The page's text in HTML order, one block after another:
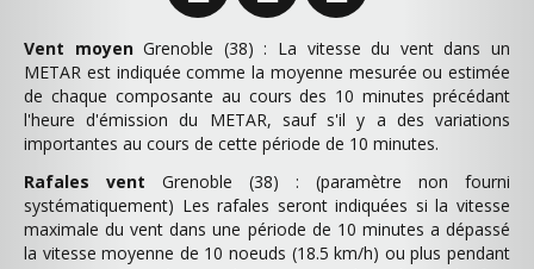
Vent moyenGrenoble (38) : La vitesse du vent dans un
METAR est indiquée comme la moyenne mesurée ou estimée
de chaque composante au cours des 10 minutes précédant
l'heure d'émission du METAR, sauf s'il y a des variations
importantes au cours de cette période de 10 minutes.
Rafales vent Grenoble (38) : (paramètre non fourni
systématiquement) Les rafales seront indiquées si la vitesse
maximale du vent dans une période de 10 minutes a dépassé
la vitesse moyenne de 10 noeuds (18.5 km/h) ou plus pendant